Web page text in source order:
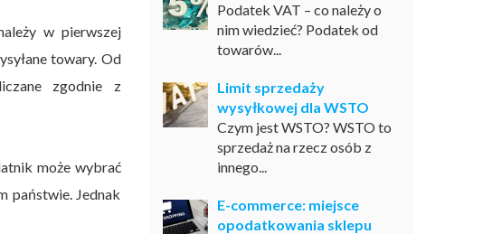
w pierwszej
towary. Od
zgodnie z
może wybrać
państwie. Jednak
Podatek VAT – co należy o
nim wiedzieć? Podatek od
towarów...
Limit sprzedaży
wysyłkowej dla WSTO
Czym jest WSTO? WSTO to
sprzedaż na rzecz osób z
innego...
E-commerce: miejsce
opodatkowania sklepu